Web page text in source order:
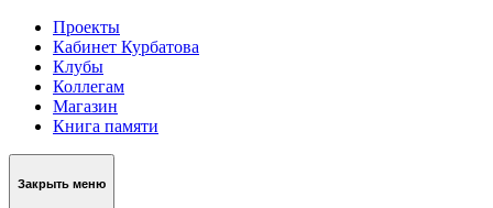
Проекты
Кабинет Курбатова
Клубы
Коллегам
Магазин
Книга памяти
Закрыть меню